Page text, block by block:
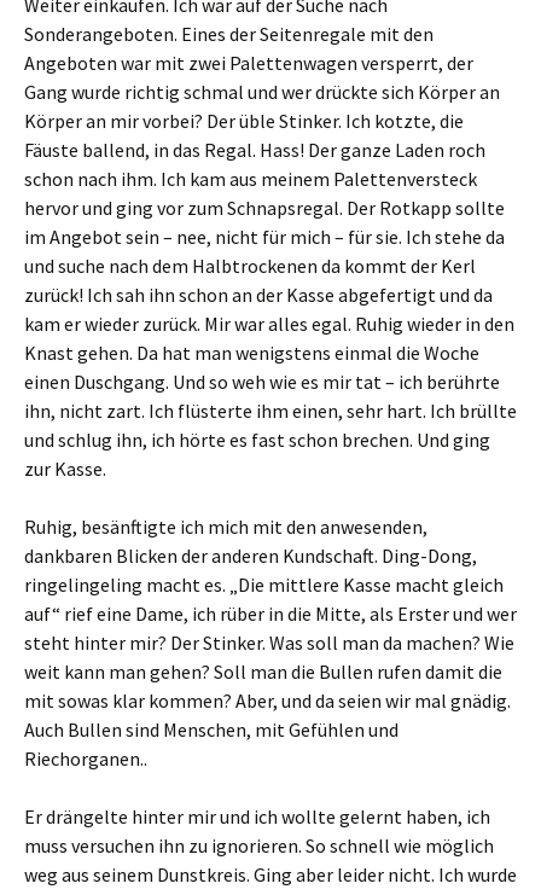
Weiter einkaufen. Ich war auf der Suche nach
Sonderangeboten. Eines der Seitenregale mit den
Angeboten war mit zwei Palettenwagen versperrt, der
Gang wurde richtig schmal und wer drückte sich Körper an
Körper an mir vorbei? Der üble Stinker. Ich kotzte, die
Fäuste ballend, in das Regal. Hass! Der ganze Laden roch
schon nach ihm. Ich kam aus meinem Palettenversteck
hervor und ging vor zum Schnapsregal. Der Rotkapp sollte
im Angebot sein – nee, nicht für mich – für sie. Ich stehe da
und suche nach dem Halbtrockenen da kommt der Kerl
zurück! Ich sah ihn schon an der Kasse abgefertigt und da
kam er wieder zurück. Mir war alles egal. Ruhig wieder in den
Knast gehen. Da hat man wenigstens einmal die Woche
einen Duschgang. Und so weh wie es mir tat – ich berührte
ihn, nicht zart. Ich flüsterte ihm einen, sehr hart. Ich brüllte
und schlug ihn, ich hörte es fast schon brechen. Und ging
zur Kasse.
Ruhig, besänftigte ich mich mit den anwesenden,
dankbaren Blicken der anderen Kundschaft. Ding-Dong,
ringelingeling macht es. „Die mittlere Kasse macht gleich
auf“ rief eine Dame, ich rüber in die Mitte, als Erster und wer
steht hinter mir? Der Stinker. Was soll man da machen? Wie
weit kann man gehen? Soll man die Bullen rufen damit die
mit sowas klar kommen? Aber, und da seien wir mal gnädig.
Auch Bullen sind Menschen, mit Gefühlen und
Riechorganen..
Er drängelte hinter mir und ich wollte gelernt haben, ich
muss versuchen ihn zu ignorieren. So schnell wie möglich
weg aus seinem Dunstkreis. Ging aber leider nicht. Ich wurde